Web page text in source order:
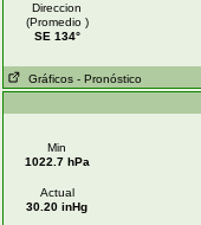
Direccion
(Promedio )
SE 134°
Gráficos - Pronóstico
Min
1022.7 hPa
Actual
30.20 inHg